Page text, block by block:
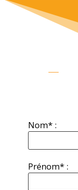
Nom* :
Prénom* :